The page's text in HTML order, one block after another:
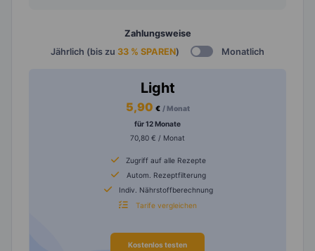
Zahlungsweise
Jährlich (bis zu 33 % SPAREN) Monatlich
Light
5,90 € / Monat
für 12 Monate
70,80 € / Monat
Zugriff auf alle Rezepte
Autom. Rezeptfilterung
Indiv. Nährstoffberechnung
Tarife vergleichen
Kostenlos testen